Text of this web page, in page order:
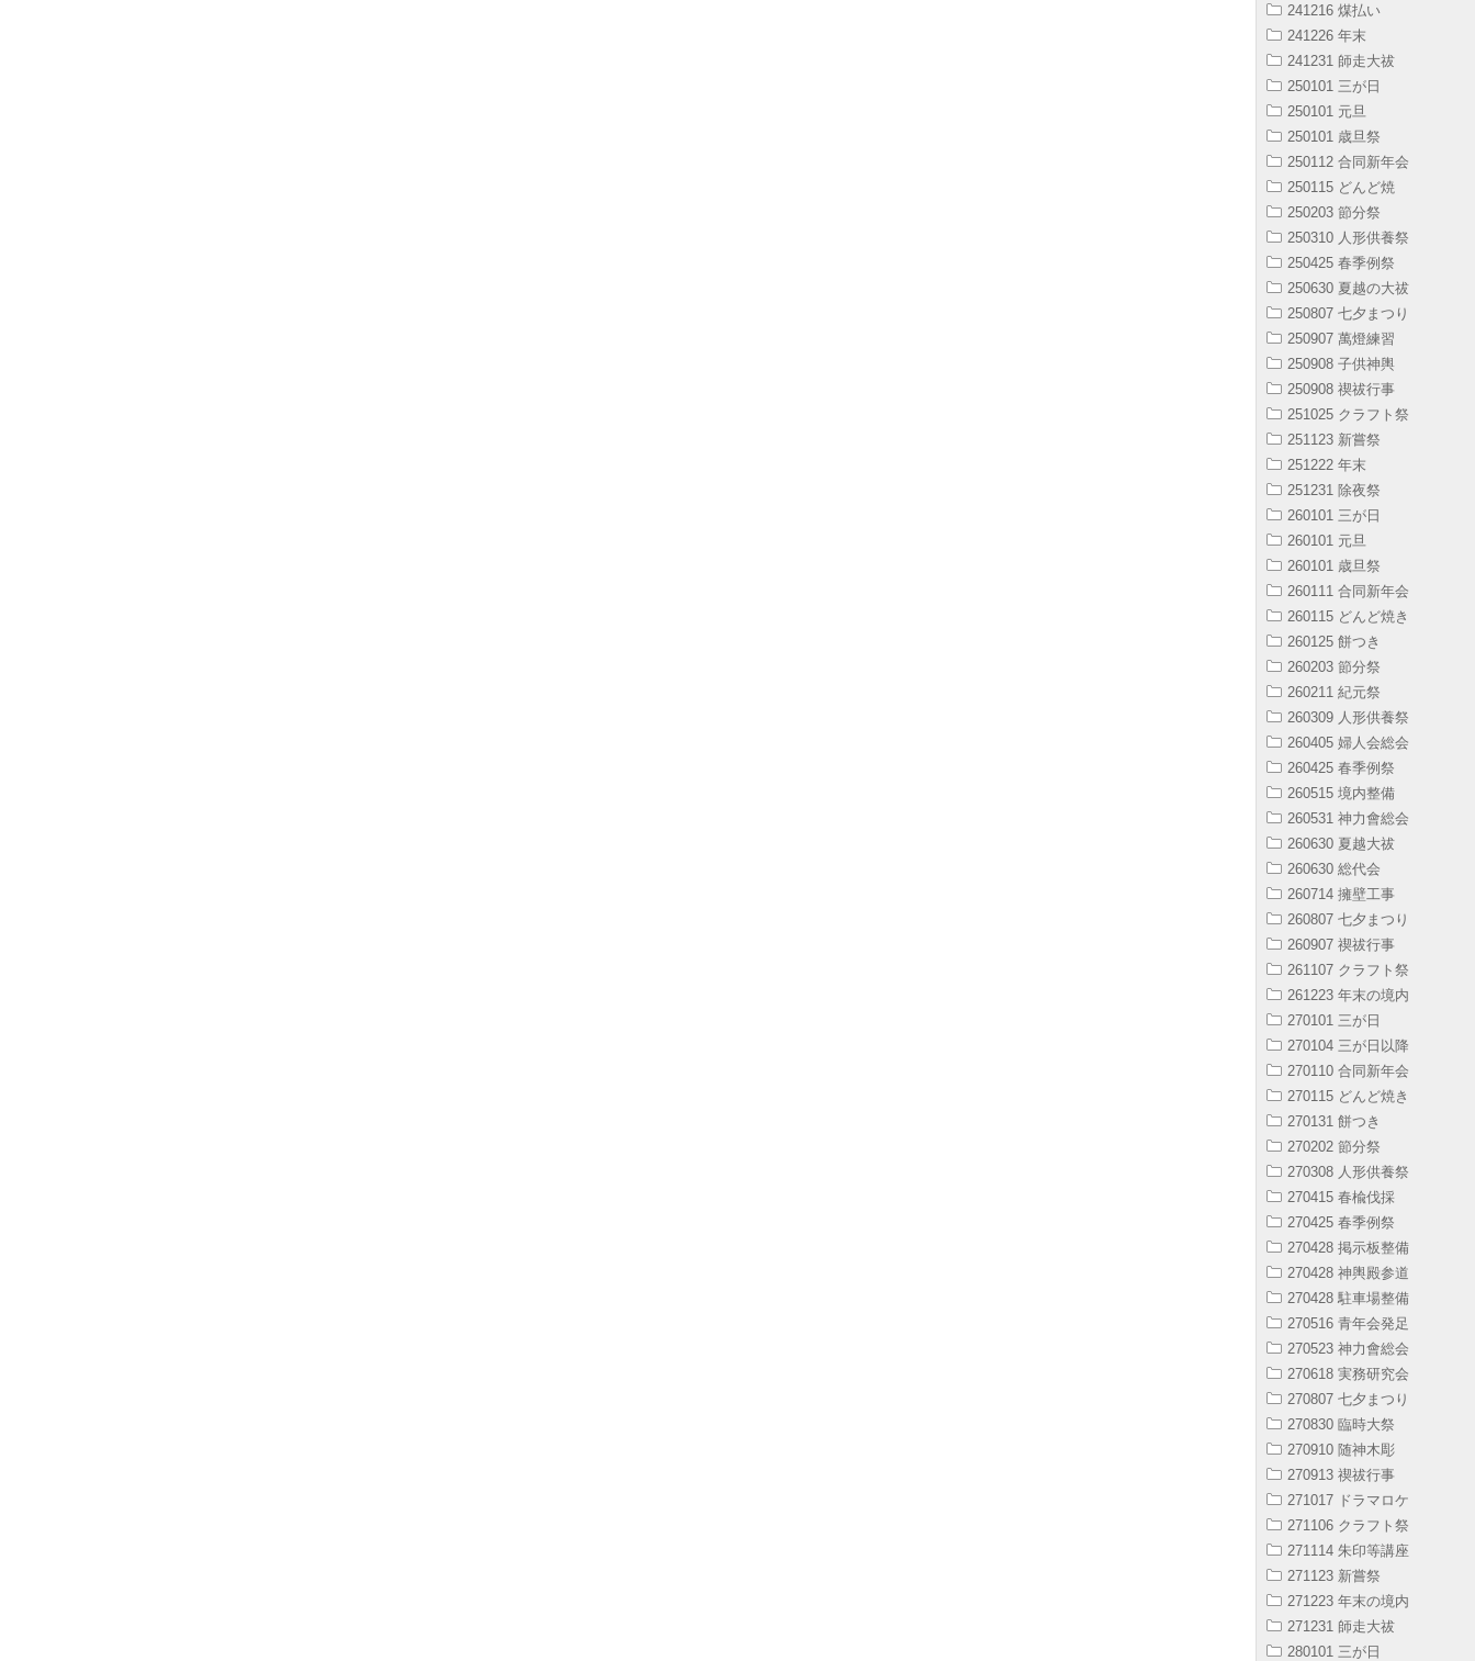
241216 煤払い
241226 年末
241231 師走大祓
250101 三が日
250101 元旦
250101 歳旦祭
250112 合同新年会
250115 どんど焼
250203 節分祭
250310 人形供養祭
250425 春季例祭
250630 夏越の大祓
250807 七夕まつり
250907 萬燈練習
250908 子供神輿
250908 禊祓行事
251025 クラフト祭
251123 新嘗祭
251222 年末
251231 除夜祭
260101 三が日
260101 元旦
260101 歳旦祭
260111 合同新年会
260115 どんど焼き
260125 餅つき
260203 節分祭
260211 紀元祭
260309 人形供養祭
260405 婦人会総会
260425 春季例祭
260515 境内整備
260531 神力會総会
260630 夏越大祓
260630 総代会
260714 擁壁工事
260807 七夕まつり
260907 禊祓行事
261107 クラフト祭
261223 年末の境内
270101 三が日
270104 三が日以降
270110 合同新年会
270115 どんど焼き
270131 餅つき
270202 節分祭
270308 人形供養祭
270415 春楡伐採
270425 春季例祭
270428 掲示板整備
270428 神輿殿参道
270428 駐車場整備
270516 青年会発足
270523 神力會総会
270618 実務研究会
270807 七夕まつり
270830 臨時大祭
270910 随神木彫
270913 禊祓行事
271017 ドラマロケ
271106 クラフト祭
271114 朱印等講座
271123 新嘗祭
271223 年末の境内
271231 師走大祓
280101 三が日